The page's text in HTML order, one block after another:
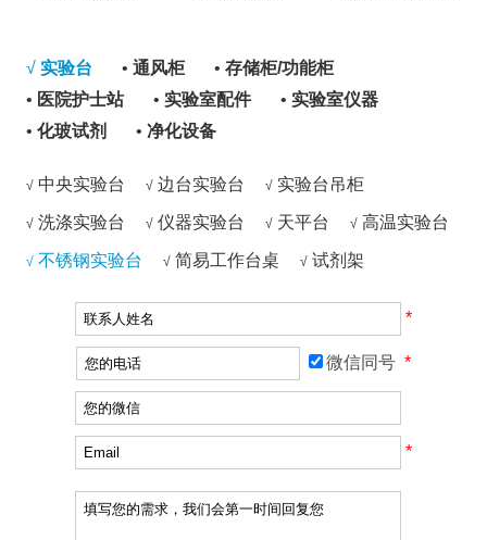
√ 实验台 • 通风柜 • 存储柜/功能柜
• 医院护士站 • 实验室配件 • 实验室仪器
• 化玻试剂 • 净化设备
√中央实验台 √边台实验台 √实验台吊柜
√洗涤实验台 √仪器实验台 √天平台 √高温实验台
√不锈钢实验台 √简易工作台桌 √试剂架
*
微信同号 *
*